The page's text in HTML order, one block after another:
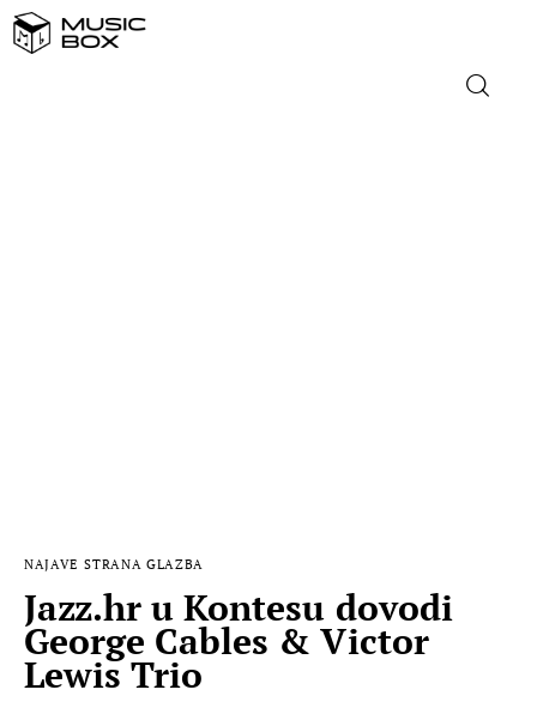
NAJAVE STRANA GLAZBA
Jazz.hr u Kontesu dovodi
George Cables & Victor
Lewis Trio